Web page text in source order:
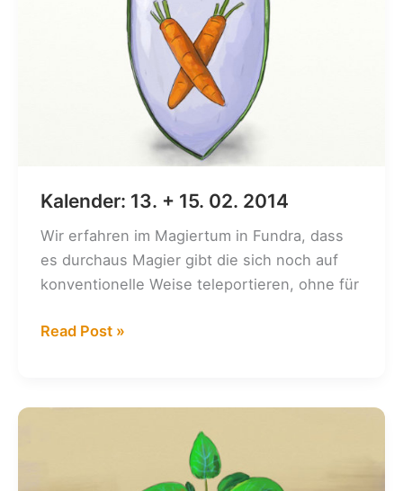
Kalender: 13. + 15. 02. 2014
Wir erfahren im Magiertum in Fundra, dass
es durchaus Magier gibt die sich noch auf
konventionelle Weise teleportieren, ohne für
Kalender:
15.
Read Post »